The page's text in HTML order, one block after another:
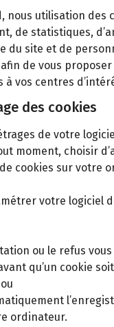
nous utilisation des
de statistiques,
du site et de
de vous
à vos centres
des cookies
de votre
moment, choisir
cookies sur votre
votre logiciel
ou le refus
qu’un cookie
ordinateur.